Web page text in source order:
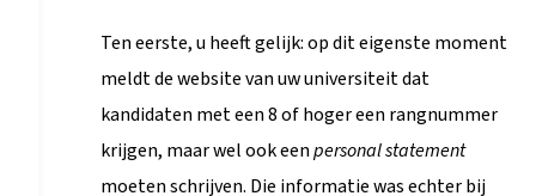
Ten eerste, u heeft gelijk: op dit eigenste moment
meldt de website van uw universiteit dat
kandidaten met een 8 of hoger een rangnummer
krijgen, maar wel ook eenpersonal statement
moeten schrijven. Die informatie was echter bij